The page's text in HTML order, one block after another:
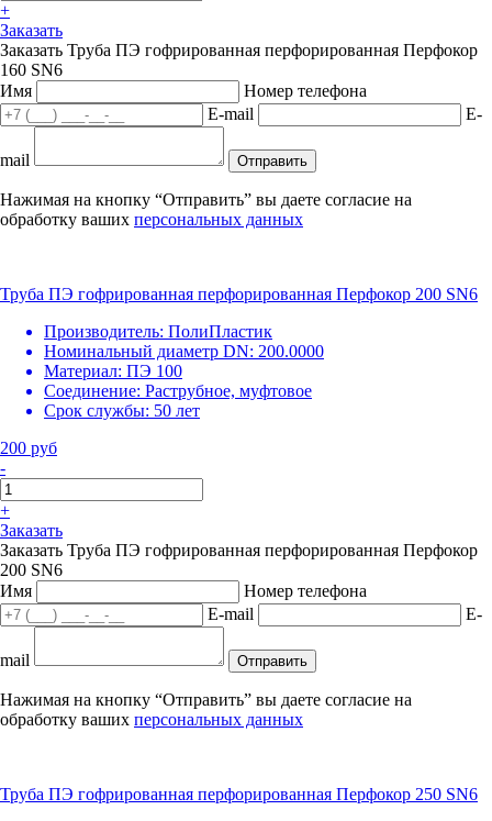
+
Заказать
Заказать Труба ПЭ гофрированная перфорированная Перфокор
160 SN6
Имя
Номер телефона
E-mail
E-
mail Отправить
Нажимая на кнопку “Отправить” вы даете согласие на
обработку ваших персональных данных
Труба ПЭ гофрированная перфорированная Перфокор 200 SN6
Производитель: ПолиПластик
Номинальный диаметр DN: 200.0000
Материал: ПЭ 100
Соединение: Раструбное, муфтовое
Срок службы: 50 лет
200 руб
-
+
Заказать
Заказать Труба ПЭ гофрированная перфорированная Перфокор
200 SN6
Имя
Номер телефона
E-mail
E-
mail Отправить
Нажимая на кнопку “Отправить” вы даете согласие на
обработку ваших персональных данных
Труба ПЭ гофрированная перфорированная Перфокор 250 SN6